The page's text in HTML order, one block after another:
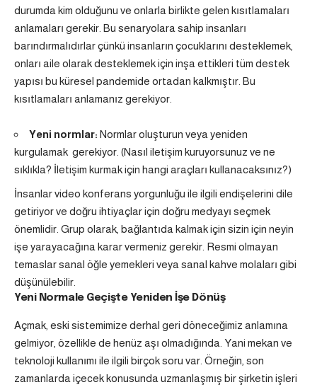
durumda kim olduğunu ve onlarla birlikte gelen kısıtlamaları
anlamaları gerekir. Bu senaryolara sahip insanları
barındırmalıdırlar çünkü insanların çocuklarını desteklemek,
onları aile olarak desteklemek için inşa ettikleri tüm destek
yapısı bu küresel pandemide ortadan kalkmıştır. Bu
kısıtlamaları anlamanız gerekiyor.
Yeni normlar: Normlar oluşturun veya yeniden
kurgulamak gerekiyor. (Nasıl iletişim kuruyorsunuz ve ne
sıklıkla? İletişim kurmak için hangi araçları kullanacaksınız?)
İnsanlar video konferans yorgunluğu ile ilgili endişelerini dile
getiriyor ve doğru ihtiyaçlar için doğru medyayı seçmek
önemlidir. Grup olarak, bağlantıda kalmak için sizin için neyin
işe yarayacağına karar vermeniz gerekir. Resmi olmayan
temaslar sanal öğle yemekleri veya sanal kahve molaları gibi
düşünülebilir.
Yeni Normale Geçişte Yeniden İşe Dönüş
Açmak, eski sistemimize derhal geri döneceğimiz anlamına
gelmiyor, özellikle de henüz aşı olmadığında. Yani mekan ve
teknoloji kullanımı ile ilgili birçok soru var. Örneğin, son
zamanlarda içecek konusunda uzmanlaşmış bir şirketin işleri